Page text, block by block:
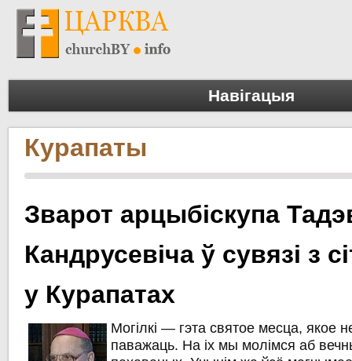
Навігацыя
Курапаты
Зварот арцыбіскупа
Кандрусевіча ў сувязі з
у Курапатах
Могілкі — гэта святое месца, якое
паважаць. На іх мы молімся аб